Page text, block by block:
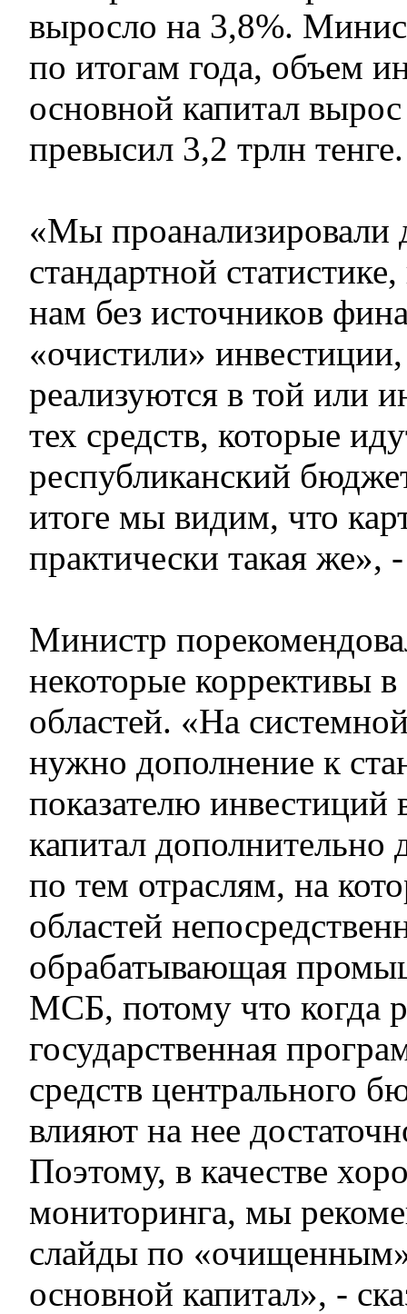
выросло на 3,8%.
по итогам года, объем
основной капитал
превысил 3,2 трлн тенге.
«Мы проанализировали
стандартной
нам без источников
«очистили»
реализуются в той или
тех средств, которые
республиканский
итоге мы видим, что
практически такая же»,
Министр
некоторые коррективы
областей. «На
нужно дополнение к
показателю инвестиций
капитал дополнительно
по тем отраслям, на
областей
обрабатывающая
МСБ, потому что когда
государственная
средств центрального
влияют на нее
Поэтому, в качестве
мониторинга, мы
слайды по
основной капитал», -